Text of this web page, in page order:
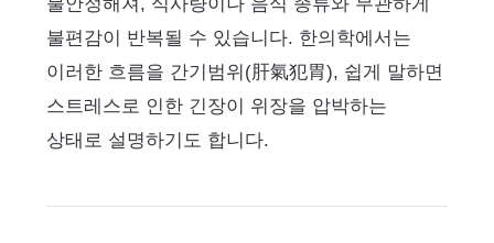
불편감이 반복될 수 있습니다. 한의학에서는
이러한 흐름을 간기범위(肝氣犯胃), 쉽게 말하면
스트레스로 인한 긴장이 위장을 압박하는
상태로 설명하기도 합니다.